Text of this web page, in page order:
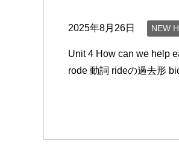
2025年8月26日 NEW
Unit 4 How can we help
rode 動詞 rideの過去形